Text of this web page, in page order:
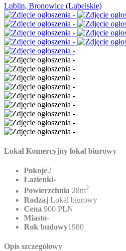
Lublin, Bronowice (Lubelskie)
Lokal Komercyjny lokal biurowy
Pokoje2
Łazienki-
Powierzchnia 28m2
Rodzaj Lokal biurowy
Cena 900 PLN
Miasto-
Rok budowy1980
Opis szczegółowy